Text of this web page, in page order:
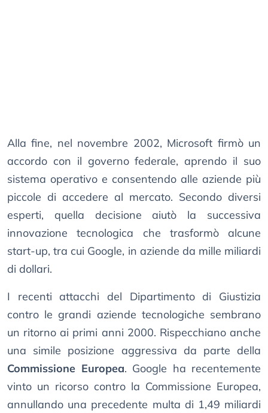
Alla fine, nel novembre 2002, Microsoft firmò un
accordo con il governo federale, aprendo il suo
sistema operativo e consentendo alle aziende più
piccole di accedere al mercato. Secondo diversi
esperti, quella decisione aiutò la successiva
innovazione tecnologica che trasformò alcune
start-up, tra cui Google, in aziende da mille miliardi
di dollari.
I recenti attacchi del Dipartimento di Giustizia
contro le grandi aziende tecnologiche sembrano
un ritorno ai primi anni 2000. Rispecchiano anche
una simile posizione aggressiva da parte della
Commissione Europea. Google ha recentemente
vinto un ricorso contro la Commissione Europea,
annullando una precedente multa di 1,49 miliardi